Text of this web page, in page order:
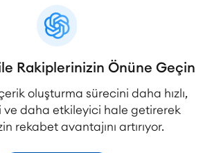
Rakiplerinizin Önüne Geçin
oluşturma sürecini daha hızlı,
ve daha etkileyici hale getirerek
rekabet avantajını artırıyor.